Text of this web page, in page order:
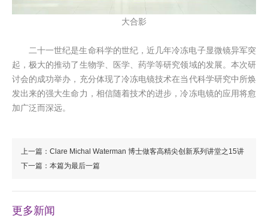
大合影
二十一世纪是生命科学的世纪，近几年冷冻电子显微镜异军突
起，极大的推动了生物学、医学、药学等研究领域的发展。本次研
讨会的成功举办，充分体现了冷冻电镜技术在当代科学研究中所焕
发出来的强大生命力，相信随着技术的进步，冷冻电镜的应用将愈
加广泛而深远。
上一篇：Clare Michal Waterman 博士做客高精尖创新系列讲堂之15讲
下一篇：本篇为最后一篇
更多新闻